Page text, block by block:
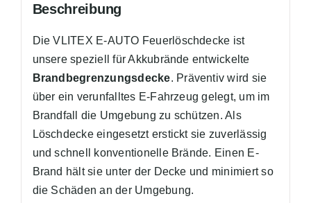
Beschreibung
Die VLITEX E-AUTO Feuerlöschdecke ist
unsere speziell für Akkubrände entwickelte
Brandbegrenzungsdecke. Präventiv wird sie
über ein verunfalltes E-Fahrzeug gelegt, um im
Brandfall die Umgebung zu schützen. Als
Löschdecke eingesetzt erstickt sie zuverlässig
und schnell konventionelle Brände. Einen E-
Brand hält sie unter der Decke und minimiert so
die Schäden an der Umgebung.